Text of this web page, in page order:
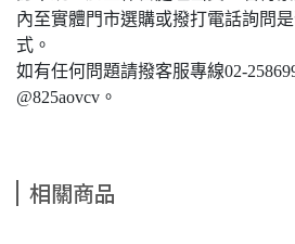
內至實體門市選購或撥打電話詢問
式。
如有任何問題請撥客服專線02-
@825aovcv。
相關商品